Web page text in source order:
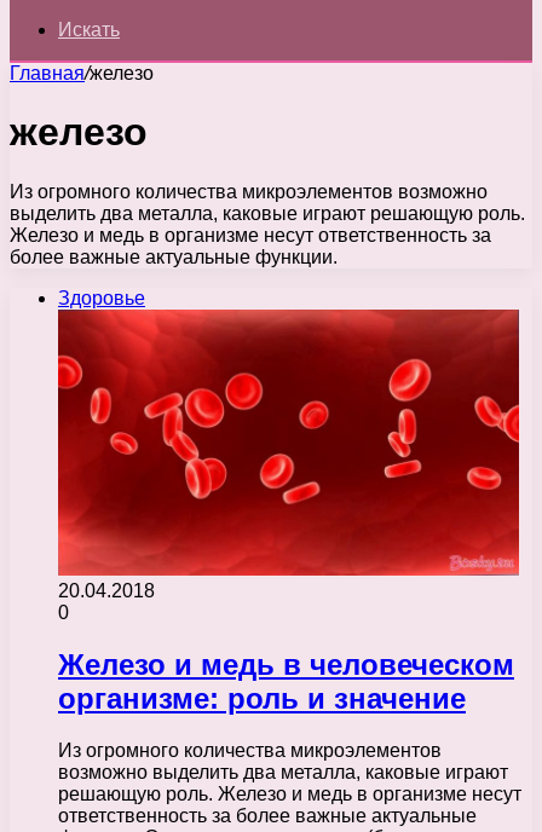
Искать
Главная/железо
железо
Из огромного количества микроэлементов возможно
выделить два металла, каковые играют решающую роль.
Железо и медь в организме несут ответственность за
более важные актуальные функции.
Здоровье
20.04.2018
0
Железо и медь в человеческом
организме: роль и значение
Из огромного количества микроэлементов
возможно выделить два металла, каковые играют
решающую роль. Железо и медь в организме несут
ответственность за более важные актуальные